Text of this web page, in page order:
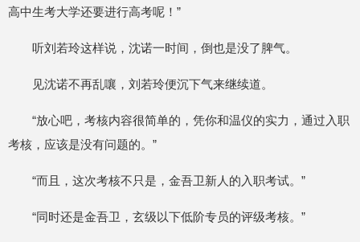
高中生考大学还要进行高考呢！”
听刘若玲这样说，沈诺一时间，倒也是没了脾气。
见沈诺不再乱嚷，刘若玲便沉下气来继续道。
“放心吧，考核内容很简单的，凭你和温仪的实力，通过入职
考核，应该是没有问题的。”
“而且，这次考核不只是，金吾卫新人的入职考试。”
“同时还是金吾卫，玄级以下低阶专员的评级考核。”